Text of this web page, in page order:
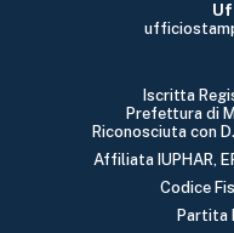
Iscritta
Prefettura di
Riconosciuta con
Affiliata IUPHAR,
Codice
Partita